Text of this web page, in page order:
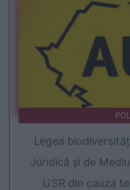
Legea
Juridică și de
USR din cauza